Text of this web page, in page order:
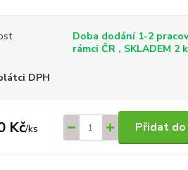
Doba dodání 1-2
rámci ČR , SKLADEM 2
DPH
Kč/ks Přidat do